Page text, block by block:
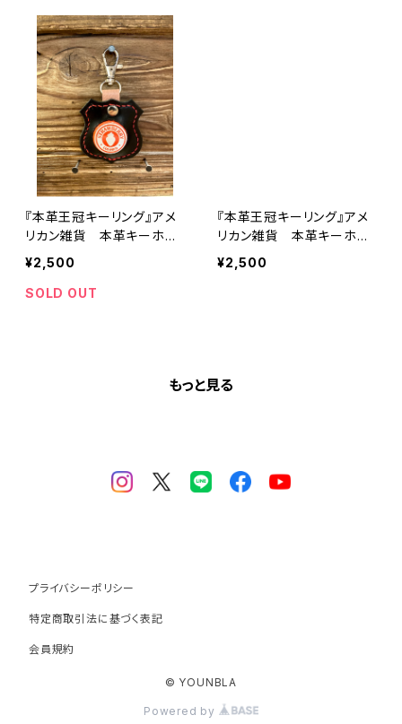
『本革王冠キーリング』アメ
リカン雑貨 本革キーホル
ダー 王冠キャップ
¥2,500
SOLD OUT
『本革王冠キーリング』アメ
リカン雑貨 本革キーホル
ダー 王冠キャップ
¥2,500
もっと見る
プライバシーポリシー
特定商取引法に基づく表記
会員規約
© YOUNBLA
Powered by